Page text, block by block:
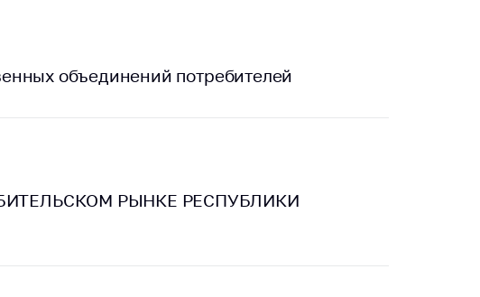
объединений потребителей
РЫНКЕ РЕСПУБЛИКИ